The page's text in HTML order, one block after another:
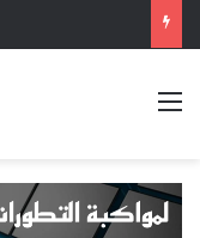
القائمة